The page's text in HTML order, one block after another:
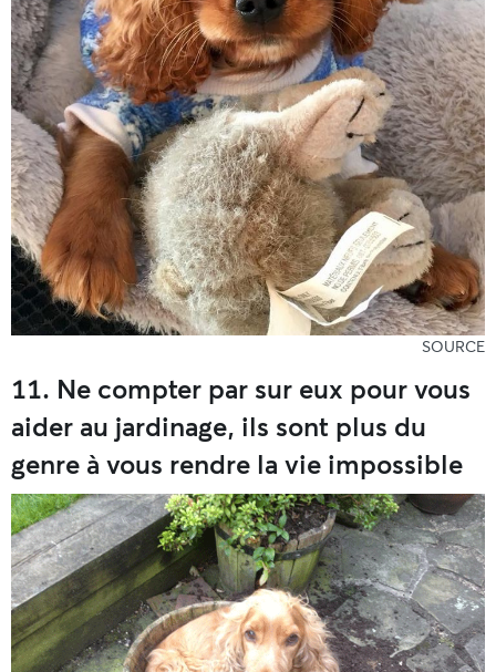
SOURCE
11. Ne compter par sur eux pour vous
aider au jardinage, ils sont plus du
genre à vous rendre la vie impossible